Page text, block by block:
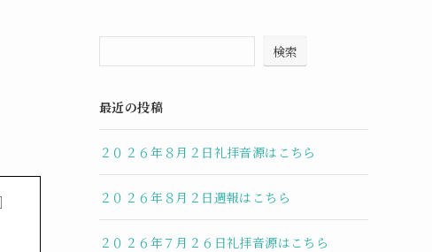
検索
最近の投稿
２０２６年８月２日礼拝音源はこちら
２０２６年８月２日週報はこちら
２０２６年７月２６日礼拝音源はこちら